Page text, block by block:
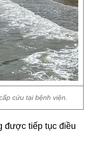
cứu tại bệnh viện.
được tiếp tục điều